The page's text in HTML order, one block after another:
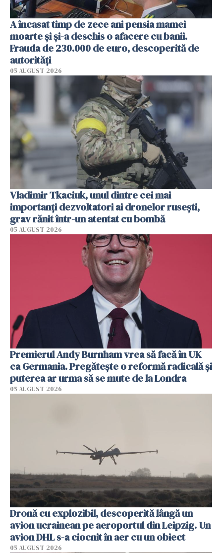
A încasat timp de zece ani pensia mamei
moarte și și-a deschis o afacere cu banii.
Frauda de 230.000 de euro, descoperită de
autorități
05 AUGUST 2026
Vladimir Tkaciuk, unul dintre cei mai
importanți dezvoltatori ai dronelor rusești,
grav rănit într-un atentat cu bombă
05 AUGUST 2026
Premierul Andy Burnham vrea să facă în UK
ca Germania. Pregătește o reformă radicală și
puterea ar urma să se mute de la Londra
05 AUGUST 2026
Dronă cu explozibil, descoperită lângă un
avion ucrainean pe aeroportul din Leipzig. Un
avion DHL s-a ciocnit în aer cu un obiect
05 AUGUST 2026